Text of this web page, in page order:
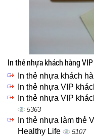
In thẻ nhựa khách hàng
In thẻ nhựa khách
In thẻ nhựa VIP
In thẻ nhựa VIP
5363
In thẻ nhựa làm thẻ
Healthy Life
5107